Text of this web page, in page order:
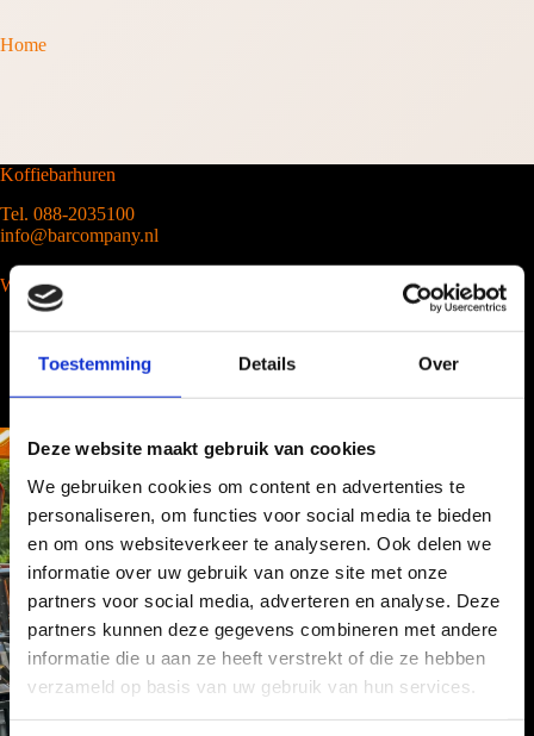
Toestemming Details Over
Deze website maakt gebruik van cookies
We gebruiken cookies om content en advertenties te
personaliseren, om functies voor social media te bieden
en om ons websiteverkeer te analyseren. Ook delen we
informatie over uw gebruik van onze site met onze
partners voor social media, adverteren en analyse. Deze
partners kunnen deze gegevens combineren met andere
informatie die u aan ze heeft verstrekt of die ze hebben
verzameld op basis van uw gebruik van hun services.
Home
Koffiebarhuren
Tel. 088-2035100
info@barcompany.nl
Wij werken landelijk